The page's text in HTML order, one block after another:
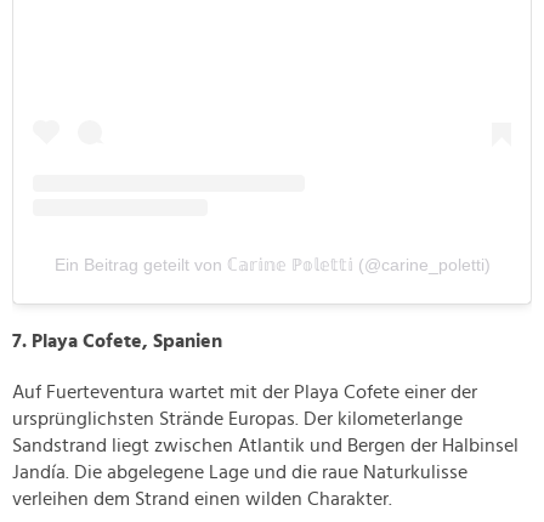
Ein Beitrag geteilt von ℂ𝕒𝕣𝕚𝕟𝕖 ℙ𝕠𝕝𝕖𝕥𝕥𝕚 (@carine_poletti)
7. Playa Cofete, Spanien
Auf Fuerteventura wartet mit der Playa Cofete einer der
ursprünglichsten Strände Europas. Der kilometerlange
Sandstrand liegt zwischen Atlantik und Bergen der Halbinsel
Jandía. Die abgelegene Lage und die raue Naturkulisse
verleihen dem Strand einen wilden Charakter.